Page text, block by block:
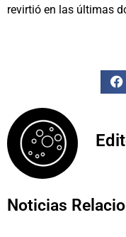
revirtió en las últimas
Noticias